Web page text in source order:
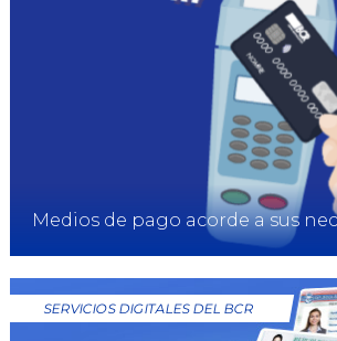
Medios de pago acorde a sus
SERVICIOS DIGITALES DEL BCR